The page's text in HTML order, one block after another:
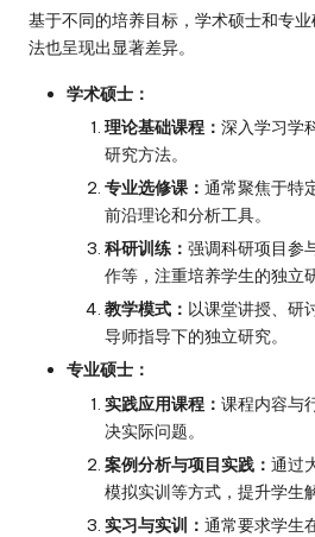
基于不同的培养目标，学术硕士和专
法也呈现出显著差异。
学术硕士：
理论基础课程： 深入学习学
研究方法。
专业选修课： 通常聚焦于特
前沿理论和分析工具。
科研训练： 强调科研项目参
作等，注重培养学生的独立
教学模式： 以课堂讲授、研
导师指导下的独立研究。
专业硕士：
实践应用课程： 课程内容与
决实际问题。
案例分析与项目实践： 通过
模拟实训等方式，提升学生
实习与实训： 通常要求学生